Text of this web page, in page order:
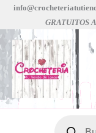
contenido
GRATUITOS